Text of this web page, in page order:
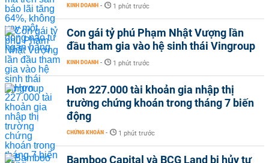
KINH DOANH - 1 phút trước
Con gái tỷ phú Phạm Nhật Vượng lần
đầu tham gia vào hệ sinh thái Vingroup
KINH DOANH - 1 phút trước
Hơn 227.000 tài khoản gia nhập thị
trường chứng khoán trong tháng 7 biến
động
CHỨNG KHOÁN - 1 phút trước
Bamboo Capital và BCG Land bị hủy tư